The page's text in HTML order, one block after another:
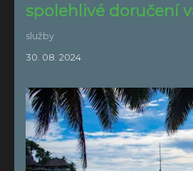
spolehlivé doručení
služby
30. 08. 2024